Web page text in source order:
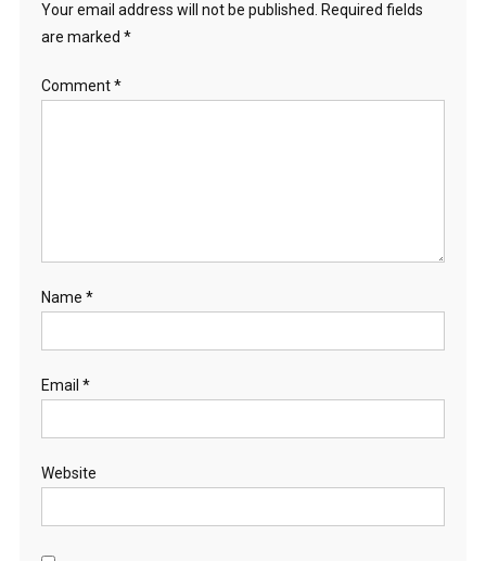
Your email address will not be published.
Required fields
are marked *
Comment*
Name *
Email *
Website